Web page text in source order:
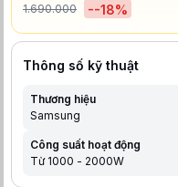
1.690.000 --18%
Thông số kỹ thuật
Thương hiệu
Samsung
Công suất hoạt động
Từ 1000 - 2000W